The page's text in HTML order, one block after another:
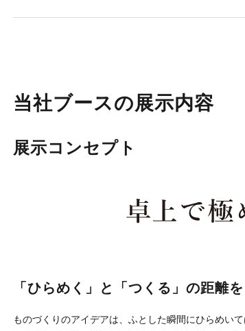
当社ブースの展示内容
展示コンセプト
「ひらめく」と「つくる」の距離
ものづくりのアイデアは、ふとした瞬間にひらめい